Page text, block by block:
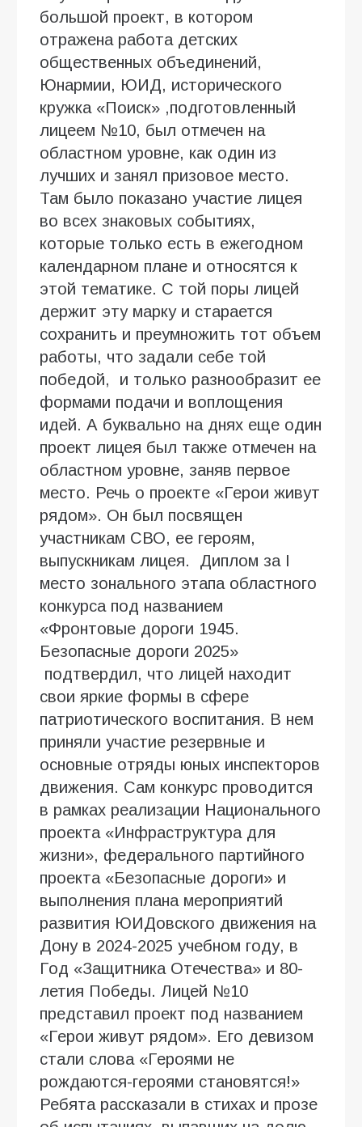
большой проект, в котором
отражена работа детских
общественных объединений,
Юнармии, ЮИД, исторического
кружка «Поиск» ,подготовленный
лицеем №10, был отмечен на
областном уровне, как один из
лучших и занял призовое место.
Там было показано участие лицея
во всех знаковых событиях,
которые только есть в ежегодном
календарном плане и относятся к
этой тематике. С той поры лицей
держит эту марку и старается
сохранить и преумножить тот объем
работы, что задали себе той
победой, и только разнообразит ее
формами подачи и воплощения
идей. А буквально на днях еще один
проект лицея был также отмечен на
областном уровне, заняв первое
место. Речь о проекте «Герои живут
рядом». Он был посвящен
участникам СВО, ее героям,
выпускникам лицея. Диплом за I
место зонального этапа областного
конкурса под названием
«Фронтовые дороги 1945.
Безопасные дороги 2025»
подтвердил, что лицей находит
свои яркие формы в сфере
патриотического воспитания. В нем
приняли участие резервные и
основные отряды юных инспекторов
движения. Сам конкурс проводится
в рамках реализации Национального
проекта «Инфраструктура для
жизни», федерального партийного
проекта «Безопасные дороги» и
выполнения плана мероприятий
развития ЮИДовского движения на
Дону в 2024-2025 учебном году, в
Год «Защитника Отечества» и 80-
летия Победы. Лицей №10
представил проект под названием
«Герои живут рядом». Его девизом
стали слова «Героями не
рождаются-героями становятся!»
Ребята рассказали в стихах и прозе